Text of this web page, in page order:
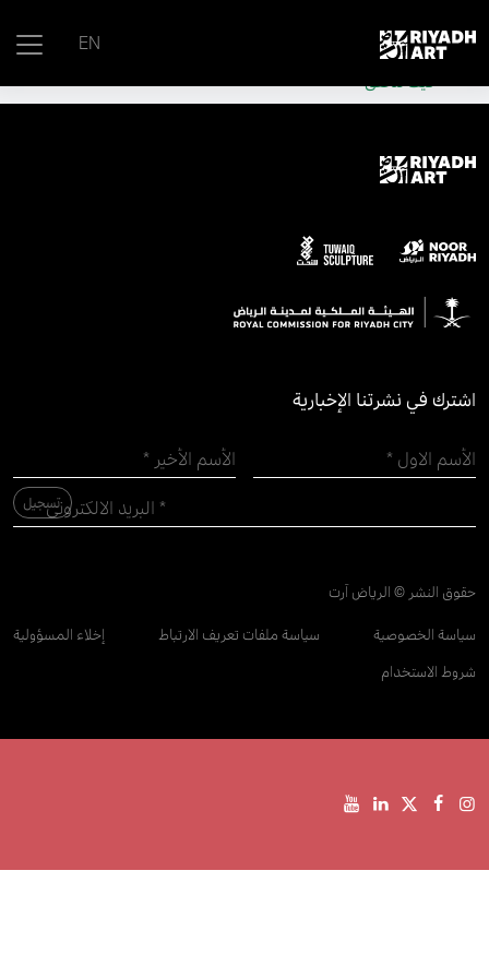
EN
موقع حكومي رسمي تابع لحكومة المملكة العربية السعودية
كيف تتحقق
اشترك في نشرتنا الإخبارية
حقوق النشر © الرياض آرت
سياسة الخصوصية سياسة ملفات تعريف الارتباط
إخلاء المسؤولية
شروط الاستخدام